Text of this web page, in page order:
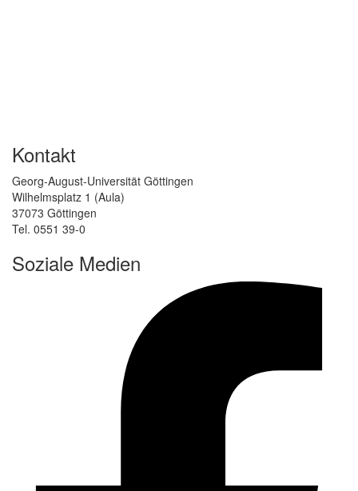
Kontakt
Georg-August-Universität Göttingen
Wilhelmsplatz 1 (Aula)
37073 Göttingen
Tel. 0551 39-0
Soziale Medien